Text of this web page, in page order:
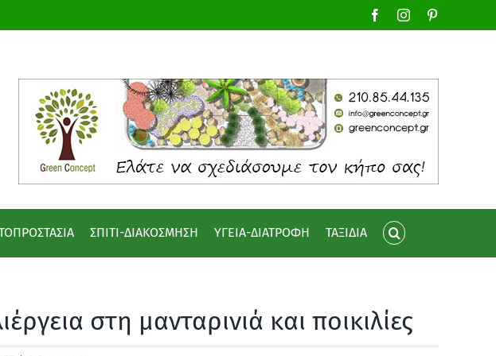
FacebookInstagram
ΣΠΙΤΙ-ΔΙΑΚΟΣΜΗΣΗ ΥΓΕΙΑ-ΔΙΑΤΡΟΦΗ ΤΑΞΙΔΙΑ
στη μανταρινιά και ποικιλίες